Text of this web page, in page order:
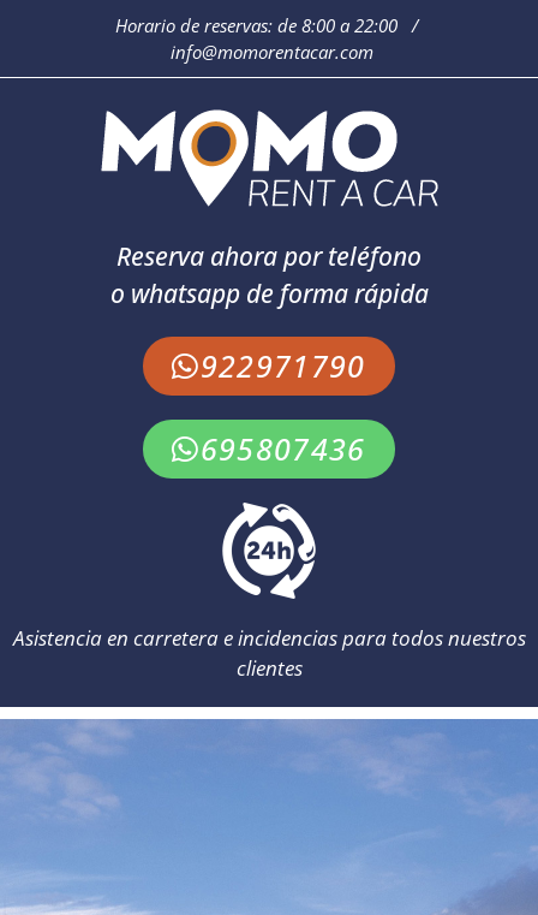
Horario de reservas: de 8:00 a 22:00 /
info@momorentacar.com
Reserva ahora por teléfono
o whatsapp de forma rápida
922971790
695807436
Asistencia en carretera e incidencias para todos nuestros
clientes
Atención al cliente: de 8:00 a 22:00 /